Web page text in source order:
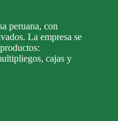
peruana, con
La empresa se
cajas y